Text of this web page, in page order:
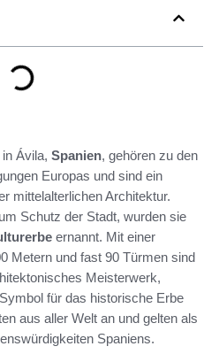
Ávila, Spanien, gehören zu den
Europas und sind ein
mittelalterlichen Architektur.
Schutz der Stadt, wurden sie
ernannt. Mit einer
Metern und fast 90 Türmen sind
Meisterwerk,
für das historische Erbe
aus aller Welt an und gelten als
Spaniens.